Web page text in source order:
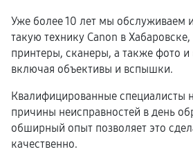
Уже более 10 лет мы обслуживаем
такую технику Canon в
принтеры, сканеры, а также фото и
включая объективы и вспышки.
Квалифицированные специалисты
причины неисправностей в день
обширный опыт позволяет это
качественно.